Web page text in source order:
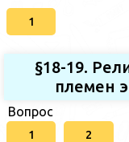
1
§18-19.
племен
Вопрос
1 2